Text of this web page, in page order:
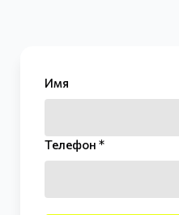
Имя
Телефон *